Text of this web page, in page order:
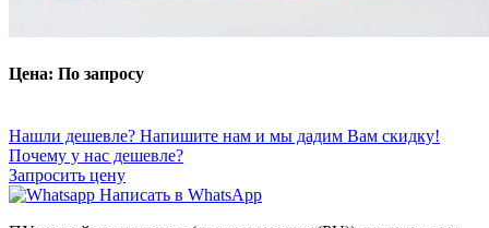
Цена: По запросу
Нашли дешевле? Напишите нам и мы дадим Вам скидку!
Почему у нас дешевле?
Запросить цену
Написать в WhatsApp